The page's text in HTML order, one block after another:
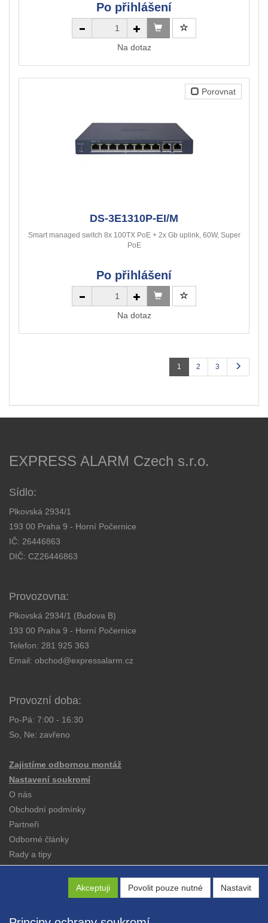
Akceptuji Povolit pouze nutné Nastavit
Po přihlášení
Na dotaz
Porovnat
DS-3E1310P-EI/M
Smart managed switch 8x 100TX PoE + 2x Gb uplink, 60W, Super
PoE
Po přihlášení
Na dotaz
1 2 3
EXPRESS ALARM Czech s.r.o.
Sídlo:
Plkovská 2934/1
193 00 Praha 9 - Horní Počernice
IČ: 26446863
DIČ: CZ26446863
Provozovna:
Plkovská 2934/1 (Budova B)
193 00 Praha 9 - Horní Počernice
Telefon: 281 925 363
Email: obchod@expressalarm.cz
Provozní doba:
Po-Pá: 7:00 - 16:30
So, Ne: zavřeno
Zajistíme odbornou montáž
Nastavení soukromí
O nás
Obchodní podmínky
Partneři
Odborné články
Rady a tipy